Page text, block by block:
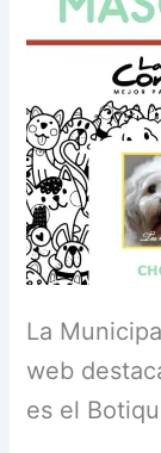
La
web
es el